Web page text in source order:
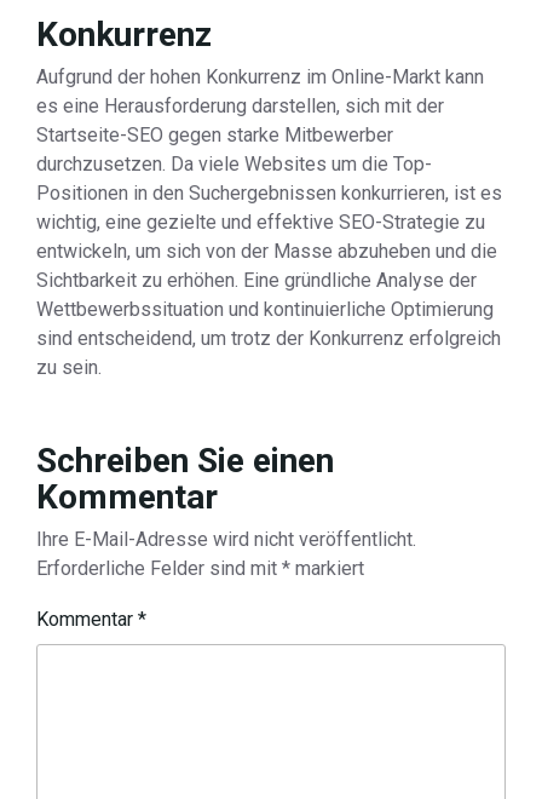
Konkurrenz
Aufgrund der hohen Konkurrenz im Online-Markt kann
es eine Herausforderung darstellen, sich mit der
Startseite-SEO gegen starke Mitbewerber
durchzusetzen. Da viele Websites um die Top-
Positionen in den Suchergebnissen konkurrieren, ist es
wichtig, eine gezielte und effektive SEO-Strategie zu
entwickeln, um sich von der Masse abzuheben und die
Sichtbarkeit zu erhöhen. Eine gründliche Analyse der
Wettbewerbssituation und kontinuierliche Optimierung
sind entscheidend, um trotz der Konkurrenz erfolgreich
zu sein.
Schreiben Sie einen
Kommentar
Ihre E-Mail-Adresse wird nicht veröffentlicht.
Erforderliche Felder sind mit * markiert
Kommentar *